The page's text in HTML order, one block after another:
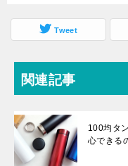
Tweet
関連記事
100均タ
心できる